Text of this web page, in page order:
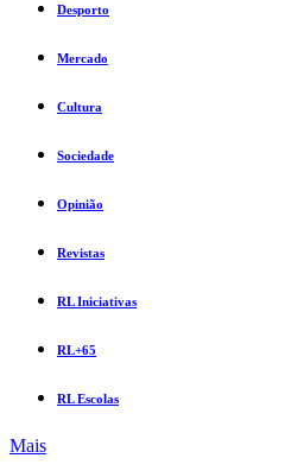
Desporto
Mercado
Cultura
Sociedade
Opinião
Revistas
RL Iniciativas
RL+65
RL Escolas
Mais